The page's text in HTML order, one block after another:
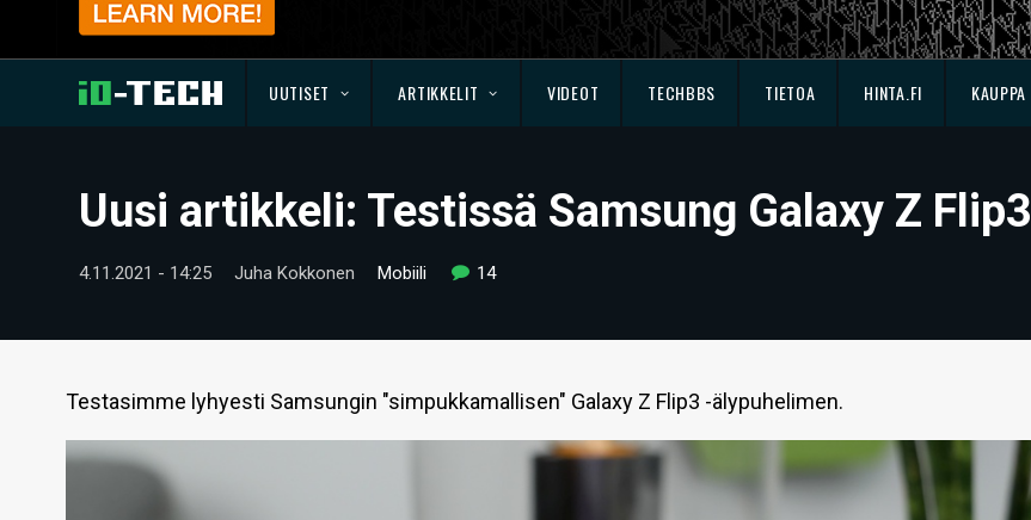
UUTISET ARTIKKELIT VIDEOT TECHBBS TIETOA HINTA.FI KAUPPA
Uusi artikkeli: Testissä Samsung Galaxy Z Flip3
4.11.2021 - 14:25 Juha Kokkonen Mobiili 14
Testasimme lyhyesti Samsungin "simpukkamallisen" Galaxy Z Flip3 -älypuhelimen.